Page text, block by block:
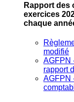
Rapport des
exercices
chaque
modifié
AGFPN
rapport
AGFPN